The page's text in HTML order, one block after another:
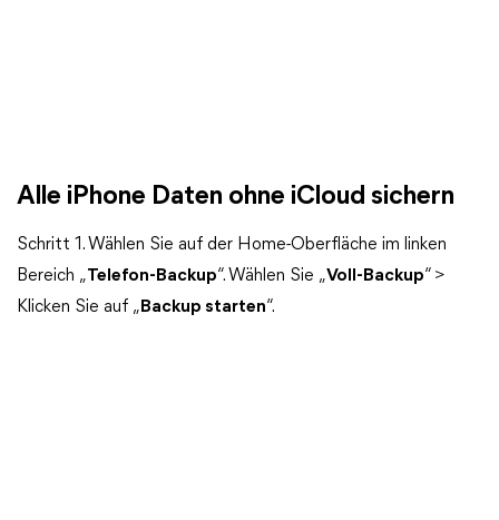
Alle iPhone Daten ohne iCloud sichern
Schritt 1. Wählen Sie auf der Home-Oberfläche im linken
Bereich „Telefon-Backup“. Wählen Sie „Voll-Backup“ >
Klicken Sie auf „ Backup starten“.